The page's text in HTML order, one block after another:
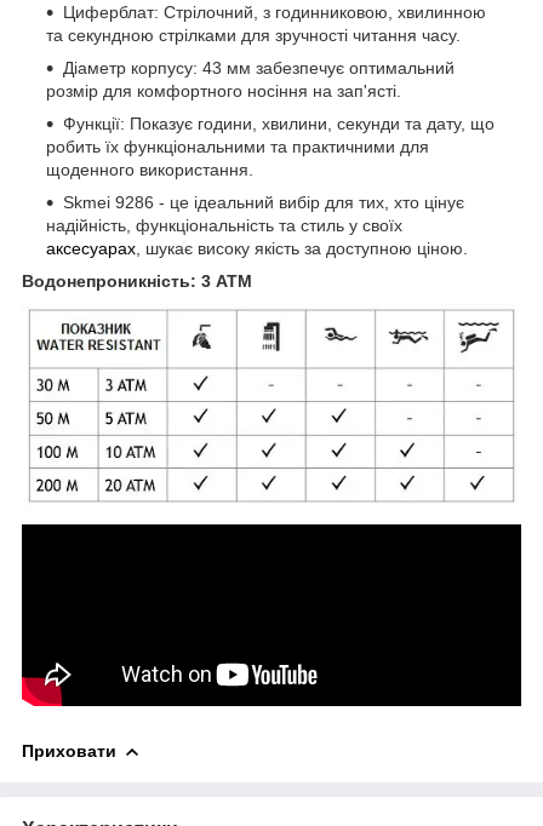
Циферблат: Стрілочний, з годинниковою, хвилинною
та секундною стрілками для зручності читання часу.
Діаметр корпусу: 43 мм забезпечує оптимальний
розмір для комфортного носіння на зап'ясті.
Функції: Показує години, хвилини, секунди та дату, що
робить їх функціональними та практичними для
щоденного використання.
Skmei 9286 - це ідеальний вибір для тих, хто цінує
надійність, функціональність та стиль у своїх
аксесуарах , шукає високу якість за доступною ціною.
Водонепроникність: 3 ATM
Приховати